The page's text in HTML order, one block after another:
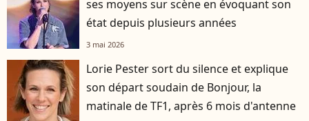
ses moyens sur scène en évoquant son
état depuis plusieurs années
3 mai 2026
Lorie Pester sort du silence et explique
son départ soudain de Bonjour, la
matinale de TF1, après 6 mois d'antenne